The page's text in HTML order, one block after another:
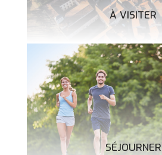
À VISITER
SÉJOURNER